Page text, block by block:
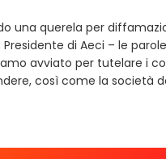
una querela per
di Aeci – le
avviato per tutelare i
così come la società